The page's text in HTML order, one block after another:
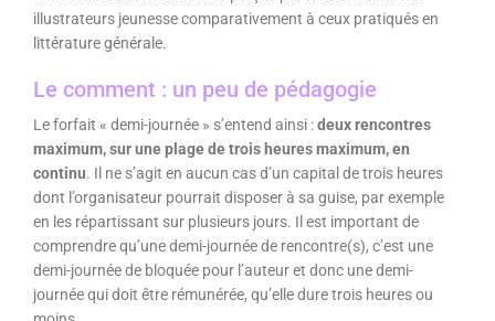
illustrateurs jeunesse comparativement à ceux pratiqués en
littérature générale.
Le comment : un peu de pédagogie
Le forfait « demi-journée » s’entend ainsi :deux rencontres
maximum, sur une plage de trois heures maximum, en
continu. Il ne s’agit en aucun cas d’un capital de trois heures
dont l’organisateur pourrait disposer à sa guise, par exemple
en les répartissant sur plusieurs jours. Il est important de
comprendre qu’une demi-journée de rencontre(s), c’est une
demi-journée de bloquée pour l’auteur et donc une demi-
journée qui doit être rémunérée, qu’elle dure trois heures ou